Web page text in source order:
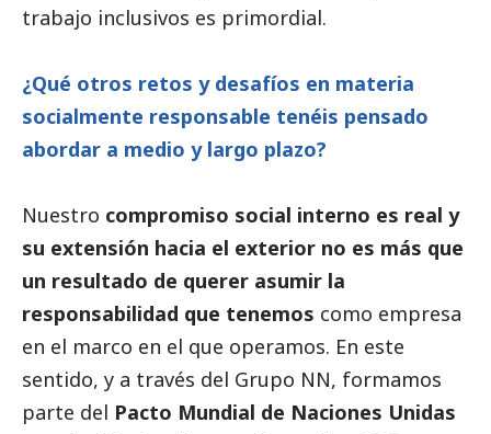
trabajo inclusivos es primordial.
¿Qué otros retos y desafíos en materia
socialmente responsable tenéis pensado
abordar a medio y largo plazo?
Nuestro compromiso social interno es real y
su extensión hacia el exterior no es más que
un resultado de querer asumir la
responsabilidad que tenemos como empresa
en el marco en el que operamos. En este
sentido, y a través del Grupo NN, formamos
parte del Pacto Mundial de Naciones Unidas